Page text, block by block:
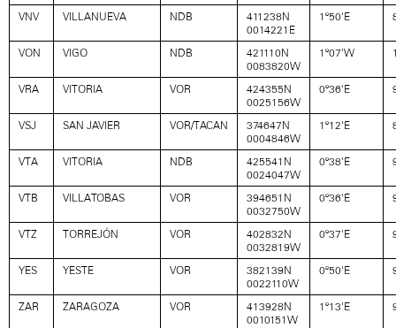
VNV VILLANUEVA NDB
411238N
0014221E
1º50'E
VON VIGO NDB
421110N
0083820W
1º07'W
VRA VITORIA VOR
424355N
0025156W
0º36'E
VSJ SAN JAVIER VOR/TACAN
374647N
0004846W
1º12'E
VTA VITORIA NDB
425541N
0024047W
0º38'E
VTB VILLATOBAS VOR
394651N
0032750W
0º36'E
VTZ TORREJÓN VOR
402832N
0032819W
0º37'E
YES YESTE VOR
382139N
0022110W
0º50'E
ZAR ZARAGOZA VOR
413928N
0010151W
1º13'E